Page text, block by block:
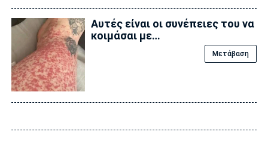
Αυτές είναι οι συνέπειες του να
κοιμάσαι με…
Μετάβαση